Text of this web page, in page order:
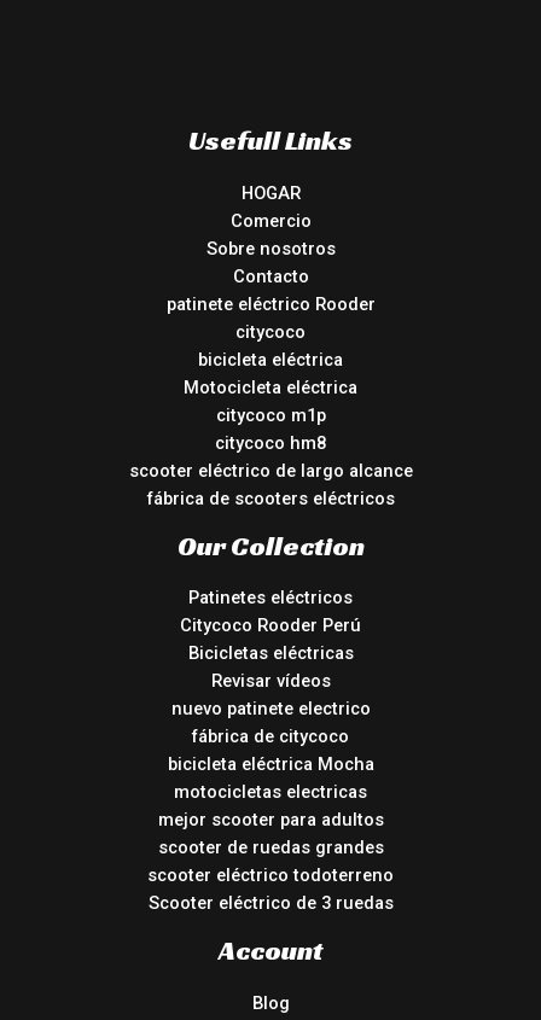
Usefull Links
HOGAR
Comercio
Sobre nosotros
Contacto
patinete eléctrico Rooder
citycoco
bicicleta eléctrica
Motocicleta eléctrica
citycoco m1p
citycoco hm8
scooter eléctrico de largo alcance
fábrica de scooters eléctricos
Our Collection
Patinetes eléctricos
Citycoco Rooder Perú
Bicicletas eléctricas
Revisar vídeos
nuevo patinete electrico
fábrica de citycoco
bicicleta eléctrica Mocha
motocicletas electricas
mejor scooter para adultos
scooter de ruedas grandes
scooter eléctrico todoterreno
Scooter eléctrico de 3 ruedas
Account
Blog